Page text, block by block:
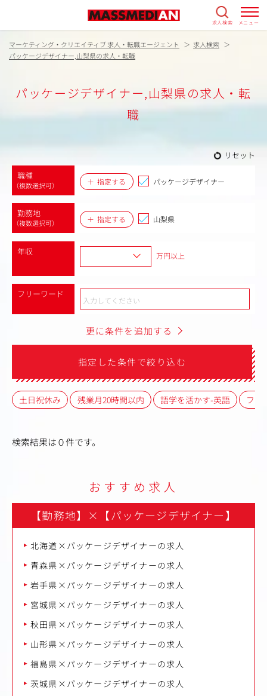
求人検索 メニュー
マーケティング・クリエイティブ 求人・転職エージェント
求人検索
パッケージデザイナー,山梨県の求人・転職
パッケージデザイナー,山梨県の求人・転
職
リセット
職種
（複数選択可） 指定する パッケージデザイナー
勤務地
（複数選択可） 指定する 山梨県
年収 万円以上
フリーワード
更に条件を追加する
指定した条件で絞り込む
土日祝休み 残業月20時間以内 語学を活かす-英語 フレ
検索結果は０件です。
おすすめ求人
【勤務地】 × 【パッケージデザイナー】
北海道×パッケージデザイナーの求人
青森県×パッケージデザイナーの求人
岩手県×パッケージデザイナーの求人
宮城県×パッケージデザイナーの求人
秋田県×パッケージデザイナーの求人
山形県×パッケージデザイナーの求人
福島県×パッケージデザイナーの求人
茨城県×パッケージデザイナーの求人